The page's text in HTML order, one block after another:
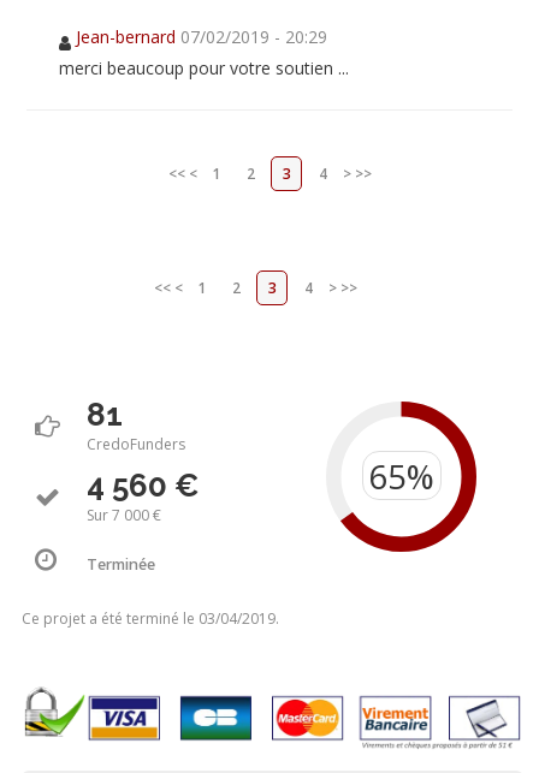
Jean-bernard 07/02/2019 - 20:29
merci beaucoup pour votre soutien ...
<< < 1 2 3 4 > >>
<< < 1 2 3 4 > >>
81
CredoFunders
4 560 €
Sur 7 000 €
Terminée
Ce projet a été terminé le 03/04/2019.